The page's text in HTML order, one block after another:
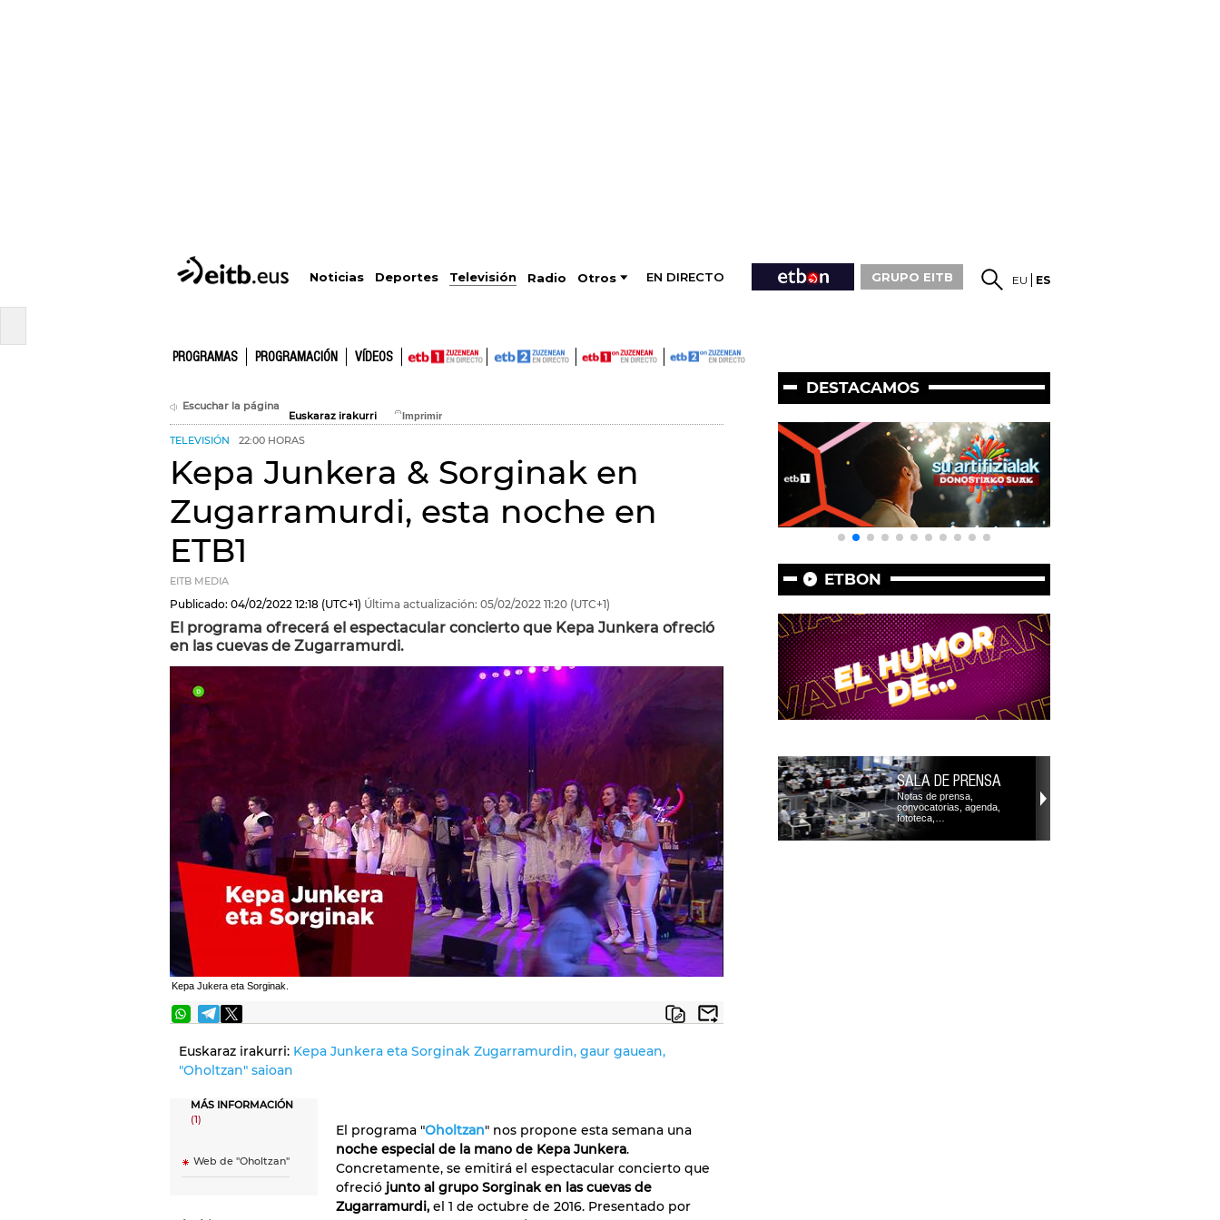
Noticias Deportes Televisión Radio Otros EN DIRECTO GRUPO EITB EU ES
PROGRAMAS PROGRAMACIÓN VÍDEOS
Escuchar la página
Euskaraz irakurri
TELEVISIÓN 22:00 HORAS
Kepa Junkera & Sorginak en
Zugarramurdi, esta noche en
ETB1
EITB MEDIA
Publicado: 04/02/2022 12:18 (UTC+1) Última actualización: 05/02/2022 11:20 (UTC+1)
El programa ofrecerá el espectacular concierto que Kepa Junkera ofreció
en las cuevas de Zugarramurdi.
Kepa Jukera eta Sorginak.
Euskaraz irakurri: Kepa Junkera eta Sorginak Zugarramurdin, gaur gauean,
"Oholtzan" saioan
MÁS INFORMACIÓN
(1)
Web de "Oholtzan"
El programa "Oholtzan" nos propone esta semana una
noche especial de la mano de Kepa Junkera.
Concretamente, se emitirá el espectacular concierto que
ofreció junto al grupo Sorginak en las cuevas de
Zugarramurdi, el 1 de octubre de 2016. Presentado por
DESTACAMOS
ETBON
SALA DE PRENSA
Notas de prensa,
convocatorias, agenda,
fototeca,…